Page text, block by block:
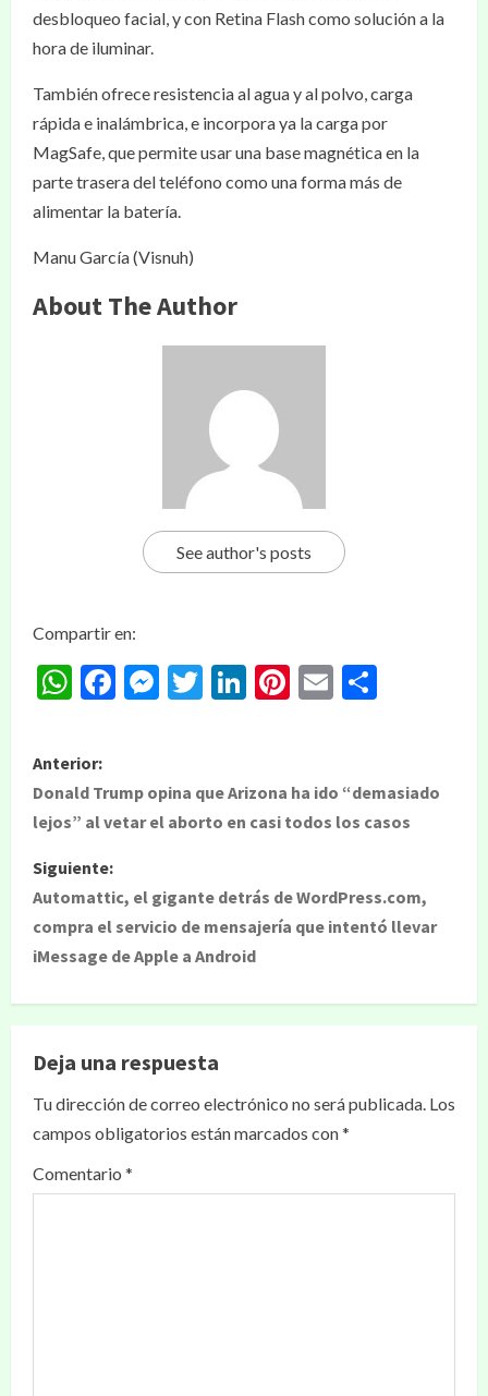
desbloqueo facial, y con Retina Flash como solución a la
hora de iluminar.
También ofrece resistencia al agua y al polvo, carga
rápida e inalámbrica, e incorpora ya la carga por
MagSafe, que permite usar una base magnética en la
parte trasera del teléfono como una forma más de
alimentar la batería.
Manu García (Visnuh)
About The Author
See author's posts
Compartir en:
WhatsApp
Facebook
Messenger
Twitter
LinkedIn
Pinterest
Email
Anterior:
Donald Trump opina que Arizona ha ido “demasiado
lejos” al vetar el aborto en casi todos los casos
Siguiente:
Automattic, el gigante detrás de WordPress.com,
compra el servicio de mensajería que intentó llevar
iMessage de Apple a Android
Deja una respuesta
Tu dirección de correo electrónico no será publicada. Los
campos obligatorios están marcados con*
Comentario *